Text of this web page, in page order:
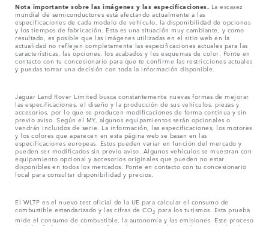
Nota importante sobre las imágenes y las especificaciones. La escasez
mundial de semiconductores está afectando actualmente a las
especificaciones de cada modelo de vehículo, la disponibilidad de opciones
y los tiempos de fabricación. Esta es una situación muy cambiante, y como
resultado, es posible que las imágenes utilizadas en el sitio web en la
actualidad no reflejen completamente las especificaciones actuales para las
características, las opciones, los acabados y los esquemas de color. Ponte en
contacto con tu concesionario para que te confirme las restricciones actuales
y puedas tomar una decisión con toda la información disponible.
Jaguar Land Rover Limited busca constantemente nuevas formas de mejorar
las especificaciones, el diseño y la producción de sus vehículos, piezas y
accesorios, por lo que se producen modificaciones de forma continua y sin
previo aviso. Según el MY, algunos equipamientos serán opcionales o
vendrán incluidos de serie. La información, las especificaciones, los motores
y los colores que aparecen en esta página web se basan en las
especificaciones europeas. Estos pueden variar en función del mercado y
pueden ser modificados sin previo aviso. Algunos vehículos se muestran con
equipamiento opcional y accesorios originales que pueden no estar
disponibles en todos los mercados. Ponte en contacto con tu concesionario
local para consultar disponibilidad y precios.
El WLTP es el nuevo test oficial de la UE para calcular el consumo de
combustible estandarizado y las cifras de CO2 para los turismos. Esta prueba
mide el consumo de combustible, la autonomía y las emisiones. Este proceso